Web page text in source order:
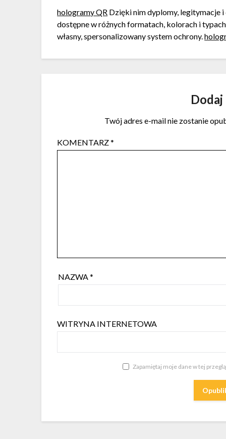
hologramy QR Dzięki nim dyplomy, legitymacje
dostępne w różnych formatach, kolorach i
własny, spersonalizowany system ochrony.
Twój adres e-mail nie zostanie
KOMENTARZ*
NAZWA*
WITRYNA INTERNETOWA
Zapamiętaj moje dane w tej